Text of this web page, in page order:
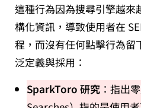
這種行為因為搜尋引擎越來
構化資訊，導致使用者在
程，而沒有任何點擊行為留
泛定義與採用：
SparkToro 研究 ：指出